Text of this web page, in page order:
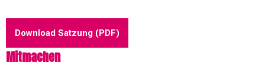
Download Satzung (PDF)
Mitmachen